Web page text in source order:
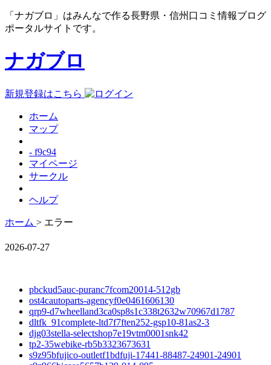
「ナガブロ」はみんなで作る長野県・信州口コミ情報ブログ
ポータルサイトです。
ナガブロ
新規登録はこちら
ホーム
マップ
- f9c94
マイページ
サークル
ヘルプ
ホーム > エラー
2026-07-27
pbckud5auc-puranc7fcom20014-512gb
ost4cautoparts-agencyf0e0461606130
qrp9-d7wheelland3ca0sp8s1c338t2632w70967d1787
dltfk_91complete-ltd7f7ften252-gsp10-81as2-3
djg03stella-selectshop7e19vtm0001snk42
tp2-35webike-rb5b3323673631
s9z95bfujico-outletf1bdfuji-17441-88487-24901-24901